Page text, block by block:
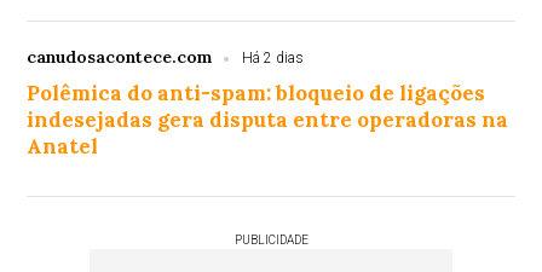
canudosacontece.com Há 2 dias
Polêmica do anti-spam: bloqueio de ligações
indesejadas gera disputa entre operadoras na
Anatel
PUBLICIDADE